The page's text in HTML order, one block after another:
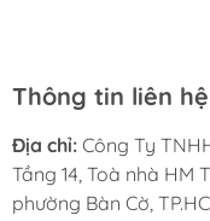
Thông tin liên hệ
Địa chỉ: Công Ty
Tầng 14, Toà nhà HM
phường Bàn Cờ,